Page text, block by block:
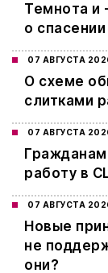
Темнота и
о
07 АВГУСТА
О схеме
слитками
07 АВГУСТА
работу в
07 АВГУСТА
Новые
не
они?